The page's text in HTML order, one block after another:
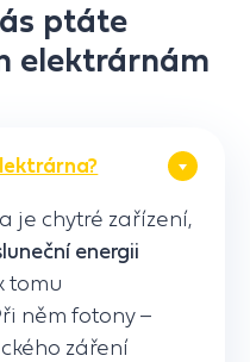
ptáte
elektrárnám
je chytré zařízení,
energii
tomu
něm fotony –
záření